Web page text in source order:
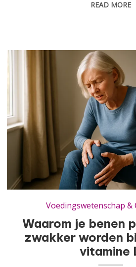
READ MORE
Waarom je benen pijn doen en zwakker worden bij te weinig
Voedingswetenschap &
Waarom je benen
zwakker worden
vitamine